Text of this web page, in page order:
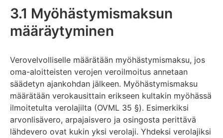
3.1 Myöhästymismaksun
määräytyminen
Verovelvolliselle määrätään myöhästymismaksu, jos
oma-aloitteisten verojen veroilmoitus annetaan
säädetyn ajankohdan jälkeen. Myöhästymismaksu
määrätään verokausittain erikseen kultakin myöhässä
ilmoitetulta verolajilta (OVML 35 §). Esimerkiksi
arvonlisävero, arpajaisvero ja osingosta perittävä
lähdevero ovat kukin yksi verolaji. Yhdeksi verolajiksi